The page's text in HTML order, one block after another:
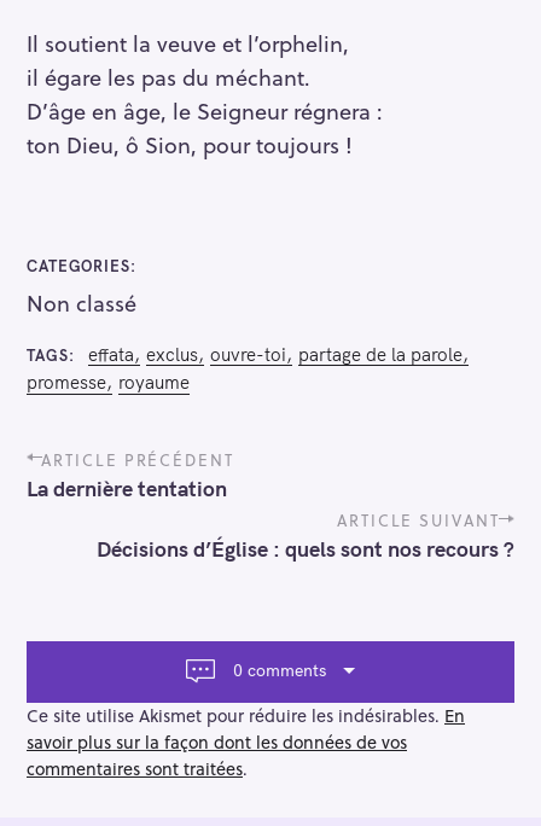
Il soutient la veuve et l’orphelin,
il égare les pas du méchant.
D’âge en âge, le Seigneur régnera :
ton Dieu, ô Sion, pour toujours !
CATEGORIES
Non classé
TAGS effata exclus ouvre-toi
partage de la parole
promesse royaume
P
o
s
g
i
o
n
ARTICLE PRÉCÉDENT
La dernière tentation
ARTICLE SUIVANT
Décisions d’Église : quels sont nos recours ?
0 comments
Ce site utilise Akismet pour réduire les indésirables. En
savoir plus sur la façon dont les données de vos
commentaires sont traitées.